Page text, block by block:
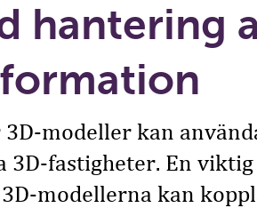
hantering
modeller kan
3D-fastigheter. En
modellerna kan